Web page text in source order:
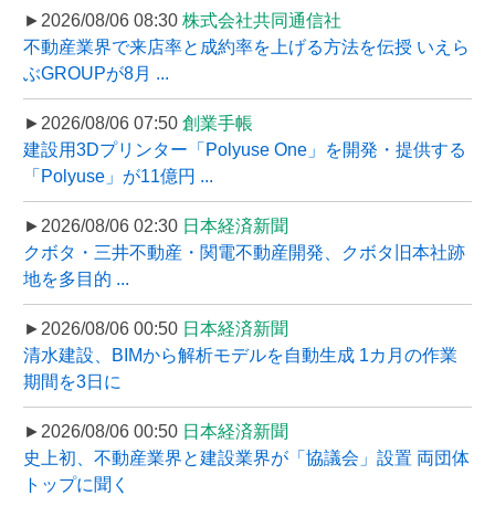
►2026/08/06 08:30 株式会社共同通信社
不動産業界で来店率と成約率を上げる方法を伝授 いえら
ぶGROUPが8月 ...
►2026/08/06 07:50 創業手帳
建設用3Dプリンター「Polyuse One」を開発・提供する
「Polyuse」が11億円 ...
►2026/08/06 02:30 日本経済新聞
クボタ・三井不動産・関電不動産開発、クボタ旧本社跡
地を多目的 ...
►2026/08/06 00:50 日本経済新聞
清水建設、BIMから解析モデルを自動生成 1カ月の作業
期間を3日に
►2026/08/06 00:50 日本経済新聞
史上初、不動産業界と建設業界が「協議会」設置 両団体
トップに聞く